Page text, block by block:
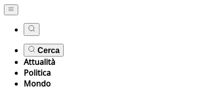
Cerca
Attualità
Politica
Mondo